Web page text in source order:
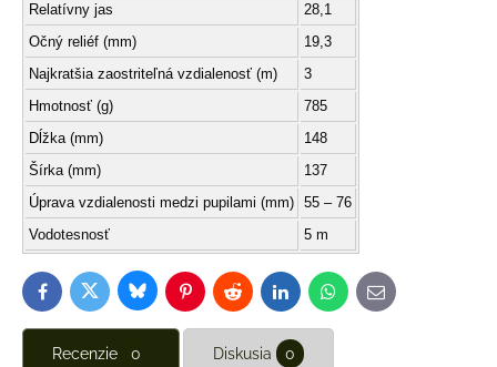
Relatívny jas
28,1
Očný reliéf (mm)
19,3
Najkratšia zaostriteľná vzdialenosť (m)
3
Hmotnosť (g)
785
Dĺžka (mm)
148
Šírka (mm)
137
Úprava vzdialenosti medzi pupilami (mm) 55 – 76
Vodotesnosť
5 m
FacebookTwitterBlueskyPinterestReddit LinkedInWhatsApp
E-
mail
Recenzie 0 Diskusia 0